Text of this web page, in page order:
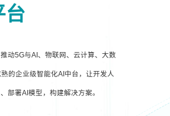
台
动5G与AI、物联网、云计算、大数
的企业级智能化AI中台，让开发人
部署AI模型，构建解决方案。